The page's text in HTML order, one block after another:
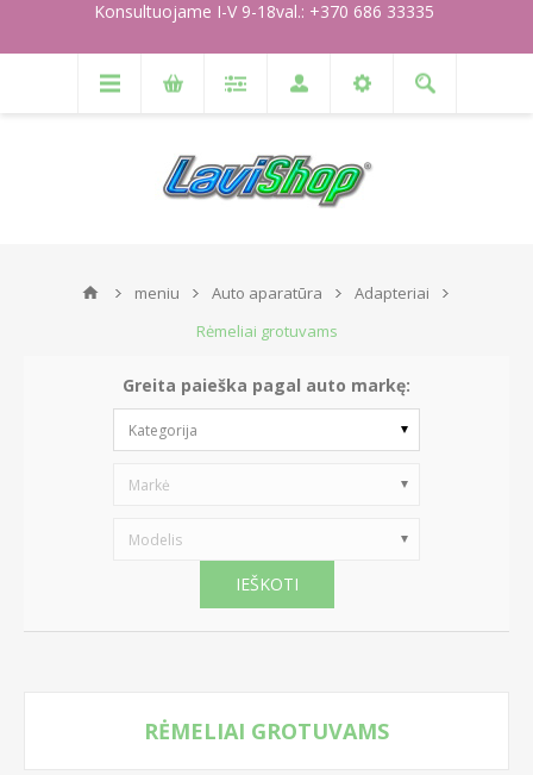
Konsultuojame I-V 9-18val.: +370 686 33335
meniu Auto aparatūra
Adapteriai
Rėmeliai grotuvams
Greita paieška pagal auto markę:
Kategorija
Markė
Modelis
IEŠKOTI
RĖMELIAI GROTUVAMS